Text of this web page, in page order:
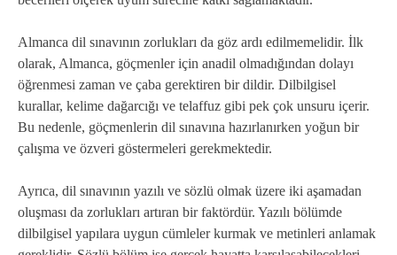
Almanca dil sınavının zorlukları da göz ardı edilmemelidir. İlk
olarak, Almanca, göçmenler için anadil olmadığından dolayı
öğrenmesi zaman ve çaba gerektiren bir dildir. Dilbilgisel
kurallar, kelime dağarcığı ve telaffuz gibi pek çok unsuru içerir.
Bu nedenle, göçmenlerin dil sınavına hazırlanırken yoğun bir
çalışma ve özveri göstermeleri gerekmektedir.
Ayrıca, dil sınavının yazılı ve sözlü olmak üzere iki aşamadan
oluşması da zorlukları artıran bir faktördür. Yazılı bölümde
dilbilgisel yapılara uygun cümleler kurmak ve metinleri anlamak